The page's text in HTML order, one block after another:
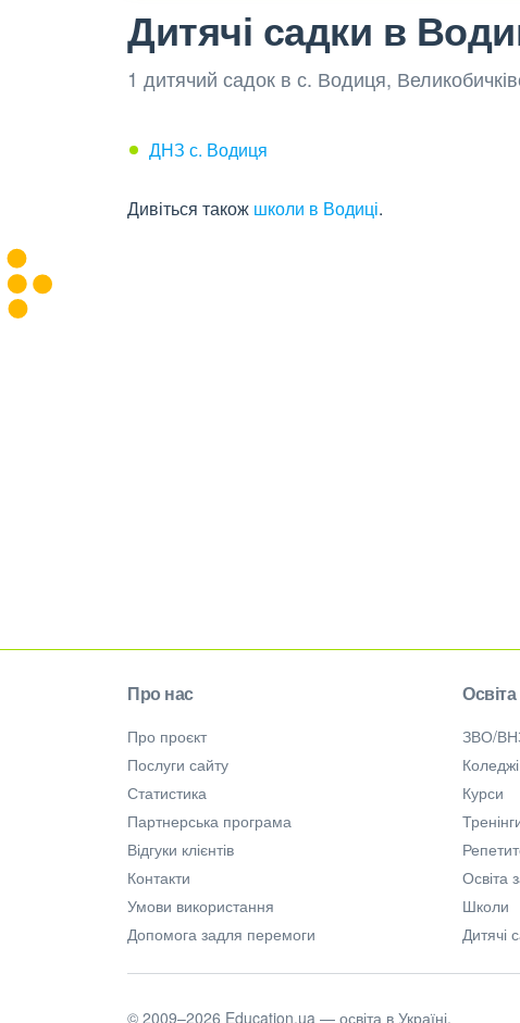
Дитячі садки в
1 дитячий садок в с. Водиця,
ДНЗ с. Водиця
Дивіться також школи в Водиці.
Про нас
Про проєкт
Послуги сайту
Статистика
Партнерська програма
Відгуки клієнтів
Контакти
Умови використання
Допомога задля перемоги
Освіта
ЗВО/
Коледжі
Курси
Освіта
Школи
Дитячі
© 2009–2026 Education.ua — освіта в Україні.